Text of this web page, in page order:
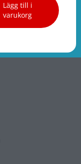
Lägg till i
varukorg